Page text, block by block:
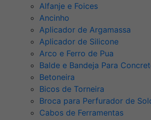
Alfanje e Foices
Ancinho
Aplicador de Argamassa
Aplicador de Silicone
Arco e Ferro de Pua
Balde e Bandeja Para
Betoneira
Bicos de Torneira
Broca para Perfurador de
Cabos de Ferramentas